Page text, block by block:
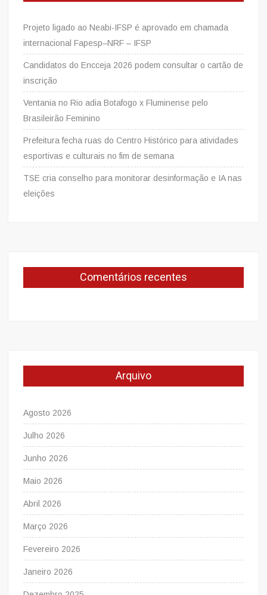
Projeto ligado ao Neabi-IFSP é aprovado em chamada
internacional Fapesp–NRF – IFSP
Candidatos do Encceja 2026 podem consultar o cartão de
inscrição
Ventania no Rio adia Botafogo x Fluminense pelo
Brasileirão Feminino
Prefeitura fecha ruas do Centro Histórico para atividades
esportivas e culturais no fim de semana
TSE cria conselho para monitorar desinformação e IA nas
eleições
Comentários recentes
Arquivo
Agosto 2026
Julho 2026
Junho 2026
Maio 2026
Abril 2026
Março 2026
Fevereiro 2026
Janeiro 2026